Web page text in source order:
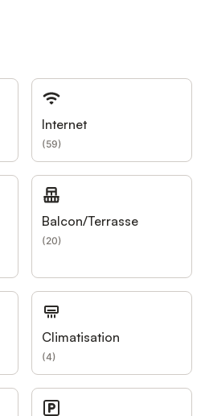
Internet
(59)
Balcon/Terrasse
(20)
Climatisation
(4)